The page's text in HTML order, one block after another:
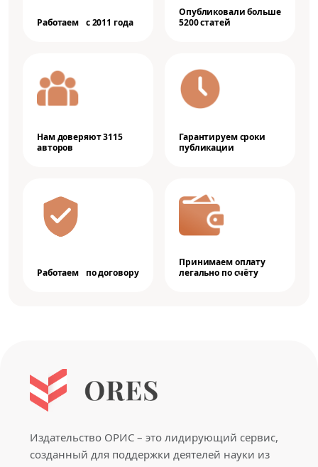
Работаем с 2011 года
Опубликовали больше
5200 статей
Нам доверяют 3115
авторов
Гарантируем сроки
публикации
Работаем по договору
Принимаем оплату
легально по счёту
Издательство ОРИС – это лидирующий сервис,
созданный для поддержки деятелей науки из